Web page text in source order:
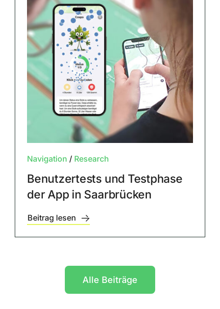
Navigation / Research
Benutzertests und Testphase
der App in Saarbrücken
Beitrag lesen
Alle Beiträge